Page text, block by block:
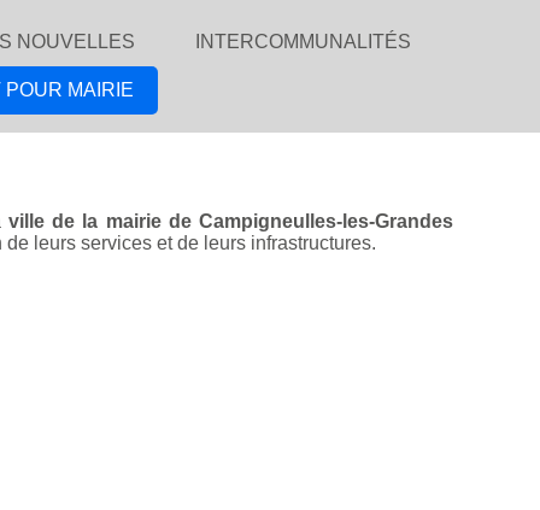
NOUVELLES INTERCOMMUNALITÉS
MAIRIE
ville de la mairie de Campigneulles-les-Grandes
leurs services et de leurs infrastructures.